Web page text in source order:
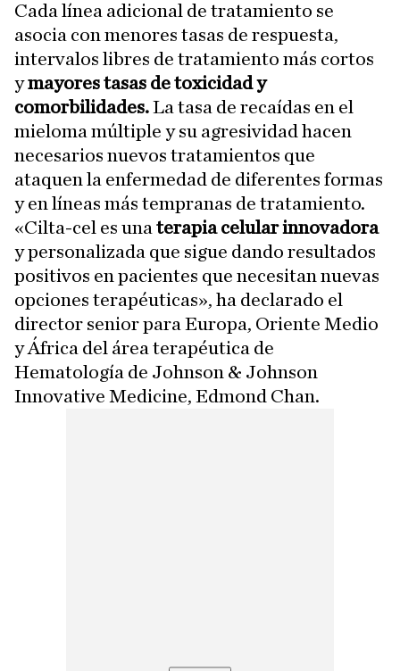
Cada línea adicional de tratamiento se
asocia con menores tasas de respuesta,
intervalos libres de tratamiento más cortos
ymayores tasas de toxicidad y
comorbilidades.La tasa de recaídas en el
mieloma múltiple y su agresividad hacen
necesarios nuevos tratamientos que
ataquen la enfermedad de diferentes formas
y en líneas más tempranas de tratamiento.
«Cilta-cel es una terapia celular innovadora
y personalizada que sigue dando resultados
positivos en pacientes que necesitan nuevas
opciones terapéuticas», ha declarado el
director senior para Europa, Oriente Medio
y África del área terapéutica de
Hematología de Johnson & Johnson
Innovative Medicine, Edmond Chan.